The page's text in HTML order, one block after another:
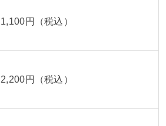
1,100円（税込）
2,200円（税込）